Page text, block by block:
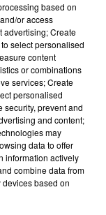
dans le
based on
or access
advertising; Create
select personalised
content
or combinations
services; Create
personalised
security, prevent and
and content;
may
data to offer
information actively
combine data from
based on